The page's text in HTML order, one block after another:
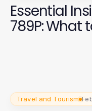
Essential
789P: What
Travel and Tourism